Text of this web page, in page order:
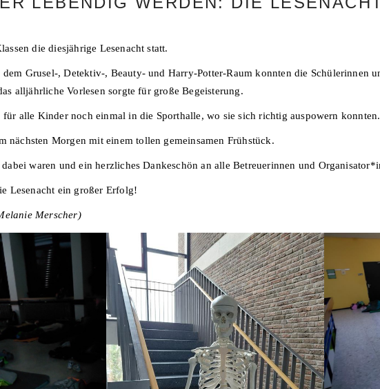
die diesjährige Lesenacht statt.
Grusel-, Detektiv-, Beauty- und Harry-Potter-Raum konnten die Schülerinnen
alljährliche Vorlesen sorgte für große Begeisterung.
für alle Kinder noch einmal in die Sporthalle, wo sie sich richtig auspowern konnten.
nächsten Morgen mit einem tollen gemeinsamen Frühstück.
waren und ein herzliches Dankeschön an alle Betreuerinnen und
Lesenacht ein großer Erfolg!
Merscher)